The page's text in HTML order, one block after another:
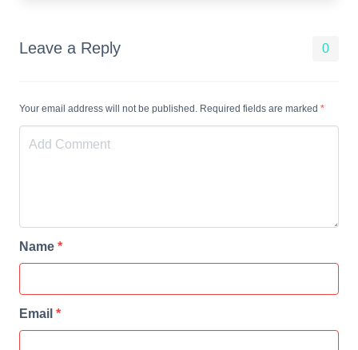
Leave a Reply 0
Your email address will not be published. Required fields are marked *
Name *
Email *